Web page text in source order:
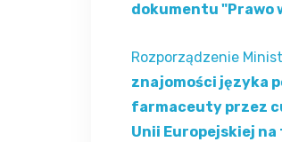
dokumentu "Prawo
Rozporządzenie
znajomości języka
farmaceuty przez
Unii Europejskiej